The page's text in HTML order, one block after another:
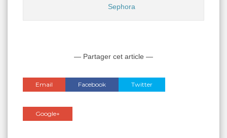
Sephora
— Partager cet article —
Email Facebook Twitter
Google+